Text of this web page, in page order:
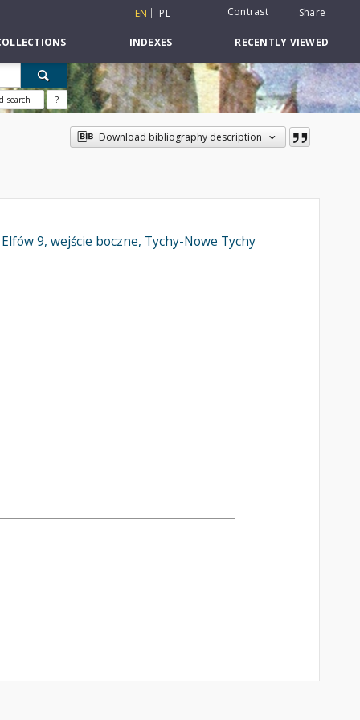
EN PL Contrast Share
INDEXES RECENTLY VIEWED
search ?
Download bibliography description
9, wejście boczne, Tychy-Nowe Tychy